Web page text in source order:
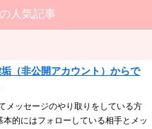
人気記事
（非公開アカウント）からで
メッセージのやり取りをしている方
的にはフォローしている相手とメッ